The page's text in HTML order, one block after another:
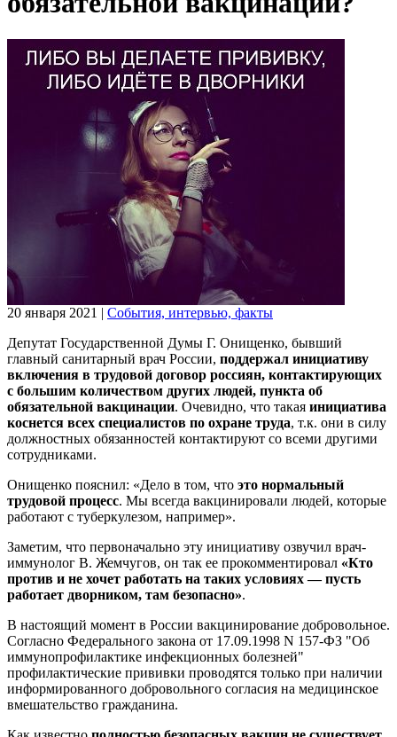
20 января 2021 | События, интервью, факты
Депутат Государственной Думы Г. Онищенко, бывший
главный санитарный врач России, поддержал инициативу
включения в трудовой договор россиян, контактирующих
с большим количеством других людей, пункта об
обязательной вакцинации. Очевидно, что такая инициатива
коснется всех специалистов по охране труда, т.к. они в силу
должностных обязанностей контактируют со всеми другими
сотрудниками.
Онищенко пояснил: «Дело в том, что это нормальный
трудовой процесс. Мы всегда вакцинировали людей, которые
работают с туберкулезом, например».
Заметим, что первоначально эту инициативу озвучил врач-
иммунолог В. Жемчугов, он так ее прокомментировал «Кто
против и не хочет работать на таких условиях — пусть
работает дворником, там безопасно».
В настоящий момент в России вакцинирование добровольное.
Согласно Федерального закона от 17.09.1998 N 157-ФЗ "Об
иммунопрофилактике инфекционных болезней"
профилактические прививки проводятся только при наличии
информированного добровольного согласия на медицинское
вмешательство гражданина.